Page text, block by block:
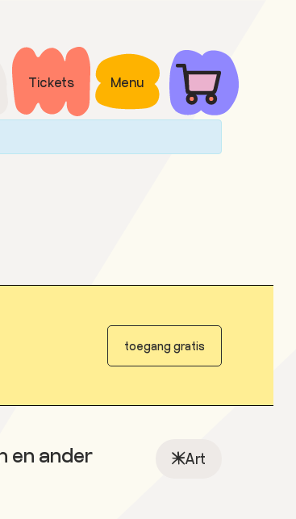
Tickets Menu
toegang gratis
Art
en ander